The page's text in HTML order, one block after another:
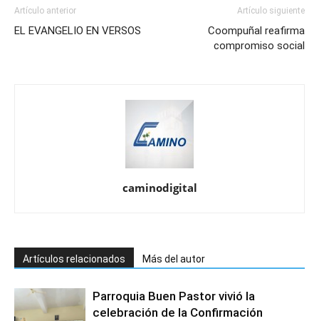
Artículo anterior
EL EVANGELIO EN VERSOS
Artículo siguiente
Coompuñal reafirma
compromiso social
caminodigital
Artículos relacionados Más del autor
Parroquia Buen Pastor vivió la
celebración de la Confirmación